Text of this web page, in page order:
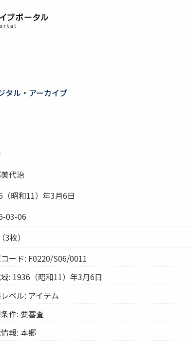
タル・アーカイブ
代治
（昭和11）年3月6日
03-06
3枚）
ード: F0220/S06/0011
: 1936（昭和11）年3月6日
ベル: アイテム
件: 要審査
報: 本郷